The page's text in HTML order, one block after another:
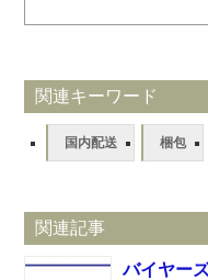
関連キーワード
国内配送 梱包
関連記事
バイヤー